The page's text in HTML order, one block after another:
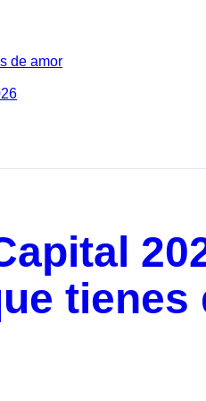
de amor
tienes